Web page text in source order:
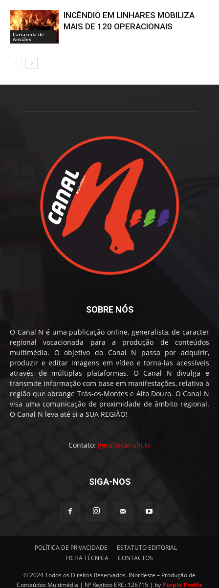
Carrazeda de
Ansiães
INCÊNDIO EM LINHARES MOBILIZA
MAIS DE 120 OPERACIONAIS
SOBRE NÓS
O Canal N é uma publicação online, generalista, de caracter
regional vocacionada para a produção de conteúdos
multimédia. O objetivo do Canal N passa por adquirir,
produzir e editar imagens em vídeo e torna-las acessíveis
através de múltiplas plataformas. O Canal N divulga e
transmite informação com base em manifestações, relativa à
região que abrange Trás-os-Montes e Alto Douro. O Canal N
visa uma comunicação de proximidade de âmbito regional.
O Canal N leva até si a SUA REGIÃO!
Contato: geral@canaln.tv
SIGA-NOS
POLÍTICA DE PRIVACIDADE
ESTATUTO EDITORIAL
FICHA TÉCNICA
CONTACTOS
© 2024 Todos os Direitos Reservados. INordeste – Produção de
Conteúdos Multimédia | Nª Registo ERC: 126715 | by Purple Profile